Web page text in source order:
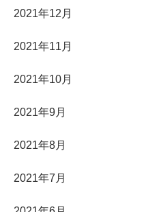
2021年12月
2021年11月
2021年10月
2021年9月
2021年8月
2021年7月